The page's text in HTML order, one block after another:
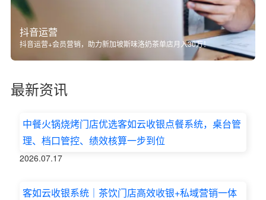
抖音运营
抖音运营+会员营销，助力新加坡斯味洛奶茶单店月入30万！
最新资讯
中餐火锅烧烤门店优选客如云收银点餐系统，桌台管
理、档口管控、绩效核算一步到位
2026.07.17
客如云收银系统｜茶饮门店高效收银+私域营销一体